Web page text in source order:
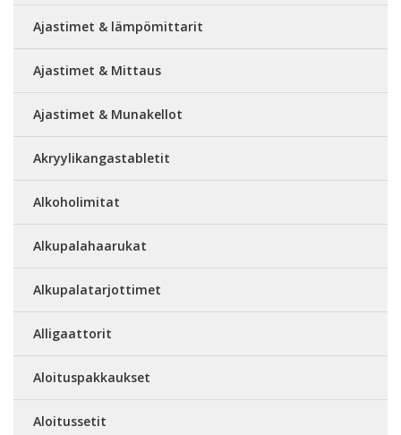
Ajastimet & lämpömittarit
Ajastimet & Mittaus
Ajastimet & Munakellot
Akryylikangastabletit
Alkoholimitat
Alkupalahaarukat
Alkupalatarjottimet
Alligaattorit
Aloituspakkaukset
Aloitussetit